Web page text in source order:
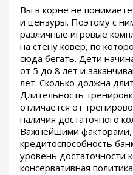
Вы в корне не
и цензуры. Поэтому с
различные игровые
на стену ковер, по
сюда бегать. Дети
от 5 до 8 лет и
лет. Сколько должна
Длительность
отличается от
наличия достаточного
Важнейшими
кредитоспособность
уровень достаточности
консервативная